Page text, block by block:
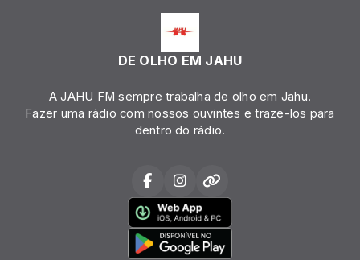
DE OLHO EM JAHU
A JAHU FM sempre trabalha de olho em Jahu.
Fazer uma rádio com nossos ouvintes e traze-los para
dentro do rádio.